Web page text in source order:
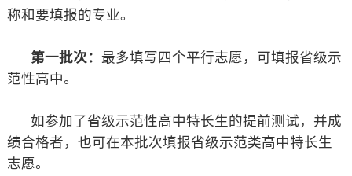
称和要填报的专业。
第一批次： 最多填写四个平行志愿，可填报省级示
范性高中。
如参加了省级示范性高中特长生的提前测试，并成
绩合格者，也可在本批次填报省级示范类高中特长生
志愿。